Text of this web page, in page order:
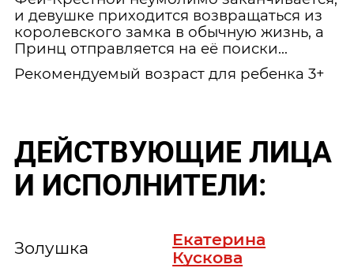
и девушке приходится возвращаться из
королевского замка в обычную жизнь, а
Принц отправляется на её поиски…
Рекомендуемый возраст для ребенка 3+
ДЕЙСТВУЮЩИЕ ЛИЦА
И ИСПОЛНИТЕЛИ:
Золушка
Екатерина
Кускова